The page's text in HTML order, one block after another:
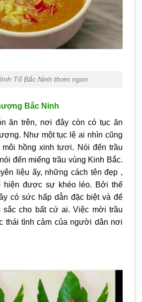
Tổ Bắc Ninh thơm ngon
Bắc Ninh
ăn trên, nơi đây còn có tục ăn
Như một tục lệ ai nhìn cũng
hồng xinh tươi. Nói đến trầu
đến miếng trầu vùng Kinh Bắc.
liệu ấy, những cách tên đẹp ,
hiện được sự khéo léo. Bởi thế
có sức hấp dẫn đặc biệt và để
sắc cho bất cứ ai. Việc mời trầu
thái tình cảm của người dân nơi